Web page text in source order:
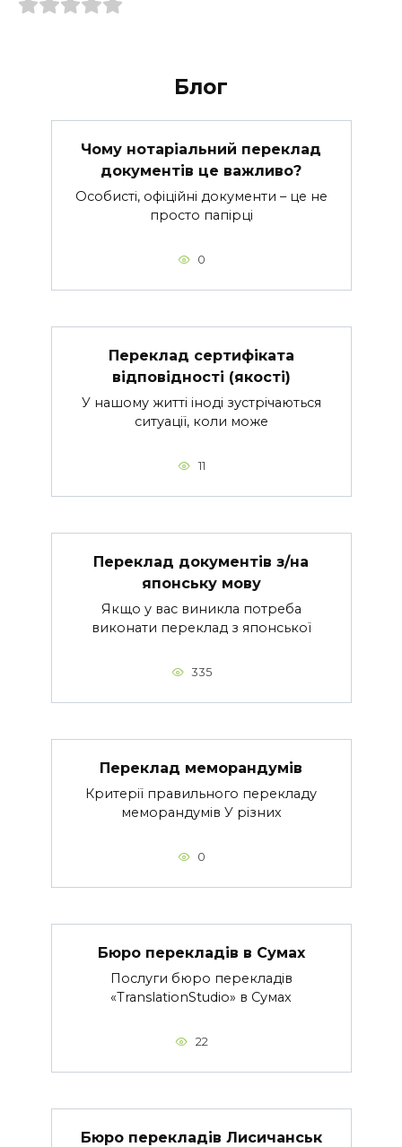
Блог
Чому нотаріальний переклад
документів це важливо?
Особисті, офіційні документи – це не
просто папірці
0
Переклад сертифіката
відповідності (якості)
У нашому житті іноді зустрічаються
ситуації, коли може
11
Переклад документів з/на
японську мову
Якщо у вас виникла потреба
виконати переклад з японської
335
Переклад меморандумів
Критерії правильного перекладу
меморандумів У різних
0
Бюро перекладів в Сумах
Послуги бюро перекладів
«TranslationStudio» в Сумах
22
Бюро перекладів Лисичанськ